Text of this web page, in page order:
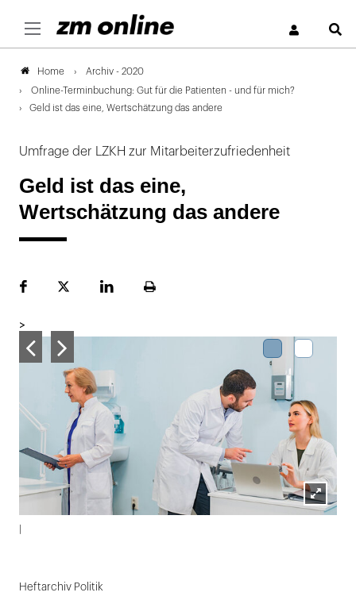
Home Archiv - 2020
Online-Terminbuchung: Gut für die Patienten - und für mich?
Geld ist das eine, Wertschätzung das andere
Umfrage der LZKH zur Mitarbeiterzufriedenheit
Geld ist das eine,
Wertschätzung das andere
FacebookPlattformLinekdInSeite
>
Lightbox
1Heftarchiv Politik